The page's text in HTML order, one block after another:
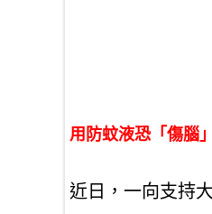
用防蚊液恐「傷腦
近日，一向支持